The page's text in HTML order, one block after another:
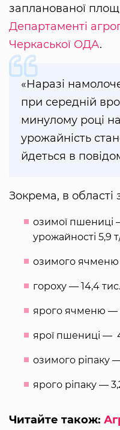
запланованої
Департаменті
Черкаської ОДА.
«Наразі
при середній
минулому році
урожайність
йдеться в
Зокрема, в області
озимої пшениці
урожайності 5,9
озимого ячменю
гороху — 14,4 тис.
ярого ячменю —
ярої пшениці —
озимого ріпаку —
ярого ріпаку —
Читайте також: